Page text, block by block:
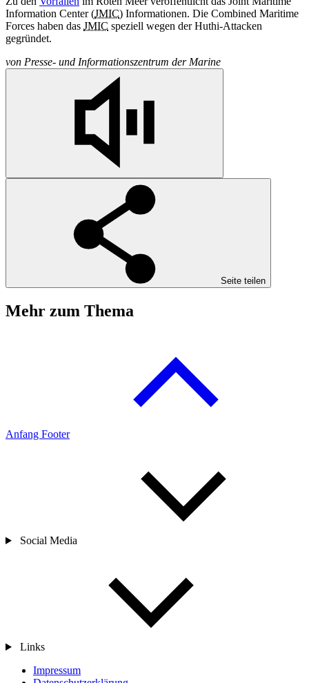
Information Center (JMIC) Informationen. Die Combined Maritime
Forces haben das JMIC speziell wegen der Huthi-Attacken
gegründet.
von Presse- und Informationszentrum der Marine
Seite teilen
Mehr zum Thema
Anfang Footer
Social Media
Links
Impressum